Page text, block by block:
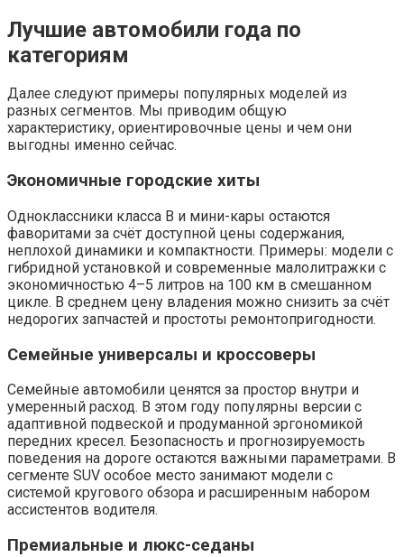
Лучшие автомобили года по
категориям
Далее следуют примеры популярных моделей из
разных сегментов. Мы приводим общую
характеристику, ориентировочные цены и чем они
выгодны именно сейчас.
Экономичные городские хиты
Одноклассники класса B и мини-кары остаются
фаворитами за счёт доступной цены содержания,
неплохой динамики и компактности. Примеры: модели с
гибридной установкой и современные малолитражки с
экономичностью 4–5 литров на 100 км в смешанном
цикле. В среднем цену владения можно снизить за счёт
недорогих запчастей и простоты ремонтопригодности.
Семейные универсалы и кроссоверы
Семейные автомобили ценятся за простор внутри и
умеренный расход. В этом году популярны версии с
адаптивной подвеской и продуманной эргономикой
передних кресел. Безопасность и прогнозируемость
поведения на дороге остаются важными параметрами. В
сегменте SUV особое место занимают модели с
системой кругового обзора и расширенным набором
ассистентов водителя.
Премиальные и люкс-седаны